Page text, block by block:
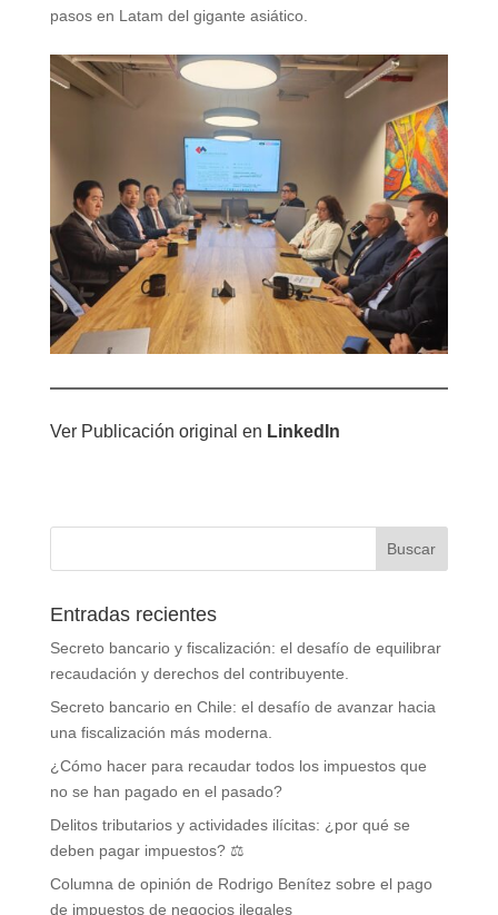
pasos en Latam del gigante asiático.
Ver Publicación original en LinkedIn
Entradas recientes
Secreto bancario y fiscalización: el desafío de equilibrar
recaudación y derechos del contribuyente.
Secreto bancario en Chile: el desafío de avanzar hacia
una fiscalización más moderna.
¿Cómo hacer para recaudar todos los impuestos que
no se han pagado en el pasado?
Delitos tributarios y actividades ilícitas: ¿por qué se
deben pagar impuestos? ⚖️
Columna de opinión de Rodrigo Benítez sobre el pago
de impuestos de negocios ilegales